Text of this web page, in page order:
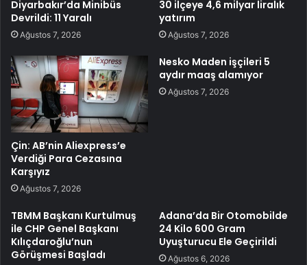
Diyarbakır’da Minibüs
Devrildi: 11 Yaralı
Ağustos 7, 2026
30 ilçeye 4,6 milyar liralık
yatırım
Ağustos 7, 2026
Çin: AB’nin Aliexpress’e
Verdiği Para Cezasına
Karşıyız
Ağustos 7, 2026
Nesko Maden işçileri 5
aydır maaş alamıyor
Ağustos 7, 2026
TBMM Başkanı Kurtulmuş
ile CHP Genel Başkanı
Kılıçdaroğlu’nun
Görüşmesi Başladı
Adana’da Bir Otomobilde
24 Kilo 600 Gram
Uyuşturucu Ele Geçirildi
Ağustos 6, 2026